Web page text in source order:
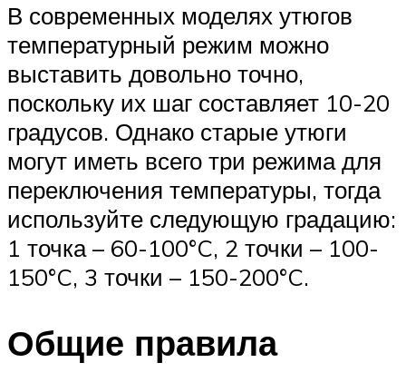
В современных моделях утюгов
температурный режим можно
выставить довольно точно,
поскольку их шаг составляет 10-20
градусов. Однако старые утюги
могут иметь всего три режима для
переключения температуры, тогда
используйте следующую градацию:
1 точка – 60-100°C, 2 точки – 100-
150°C, 3 точки – 150-200°C.
Общие правила